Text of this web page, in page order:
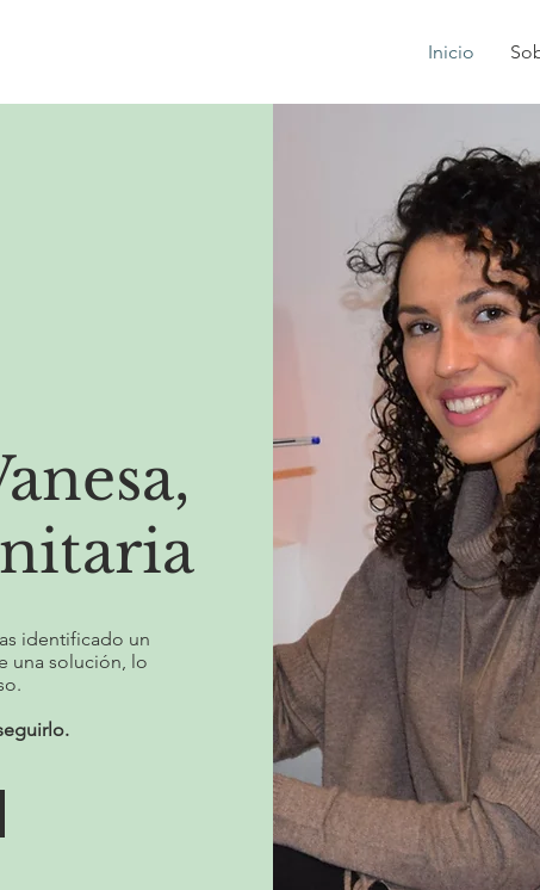
Inicio
identificado un
una solución, lo